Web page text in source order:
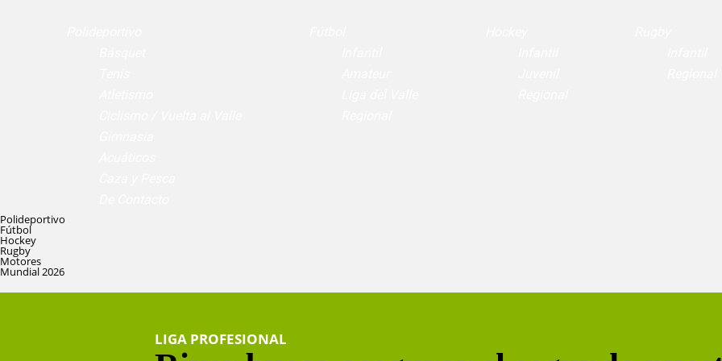
Polideportivo
Fútbol
Hockey
Rugby
Motores
Mundial 2026
LIGA PROFESIONAL